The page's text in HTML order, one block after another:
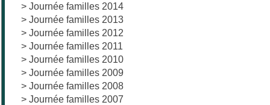
> Journée familles 2014
> Journée familles 2013
> Journée familles 2012
> Journée familles 2011
> Journée familles 2010
> Journée familles 2009
> Journée familles 2008
> Journée familles 2007